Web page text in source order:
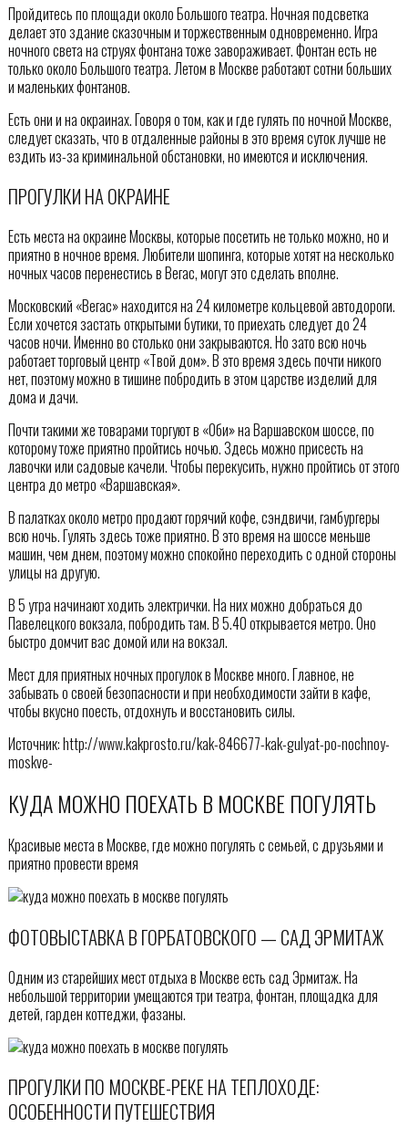
Пройдитесь по площади около Большого театра. Ночная подсветка
делает это здание сказочным и торжественным одновременно. Игра
ночного света на струях фонтана тоже завораживает. Фонтан есть не
только около Большого театра. Летом в Москве работают сотни больших
и маленьких фонтанов.
Есть они и на окраинах. Говоря о том, как и где гулять по ночной Москве,
следует сказать, что в отдаленные районы в это время суток лучше не
ездить из-за криминальной обстановки, но имеются и исключения.
ПРОГУЛКИ НА ОКРАИНЕ
Есть места на окраине Москвы, которые посетить не только можно, но и
приятно в ночное время. Любители шопинга, которые хотят на несколько
ночных часов перенестись в Вегас, могут это сделать вполне.
Московский «Вегас» находится на 24 километре кольцевой автодороги.
Если хочется застать открытыми бутики, то приехать следует до 24
часов ночи. Именно во столько они закрываются. Но зато всю ночь
работает торговый центр «Твой дом». В это время здесь почти никого
нет, поэтому можно в тишине побродить в этом царстве изделий для
дома и дачи.
Почти такими же товарами торгуют в «Оби» на Варшавском шоссе, по
которому тоже приятно пройтись ночью. Здесь можно присесть на
лавочки или садовые качели. Чтобы перекусить, нужно пройтись от этого
центра до метро «Варшавская».
В палатках около метро продают горячий кофе, сэндвичи, гамбургеры
всю ночь. Гулять здесь тоже приятно. В это время на шоссе меньше
машин, чем днем, поэтому можно спокойно переходить с одной стороны
улицы на другую.
В 5 утра начинают ходить электрички. На них можно добраться до
Павелецкого вокзала, побродить там. В 5.40 открывается метро. Оно
быстро домчит вас домой или на вокзал.
Мест для приятных ночных прогулок в Москве много. Главное, не
забывать о своей безопасности и при необходимости зайти в кафе,
чтобы вкусно поесть, отдохнуть и восстановить силы.
Источник: http://www.kakprosto.ru/kak-846677-kak-gulyat-po-nochnoy-
moskve-
КУДА МОЖНО ПОЕХАТЬ В МОСКВЕ ПОГУЛЯТЬ
Красивые места в Москве, где можно погулять с семьей, с друзьями и
приятно провести время
ФОТОВЫСТАВКА В ГОРБАТОВСКОГО — САД ЭРМИТАЖ
Одним из старейших мест отдыха в Москве есть сад Эрмитаж. На
небольшой территории умещаются три театра, фонтан, площадка для
детей, гарден коттеджи, фазаны.
ПРОГУЛКИ ПО МОСКВЕ-РЕКЕ НА ТЕПЛОХОДЕ:
ОСОБЕННОСТИ ПУТЕШЕСТВИЯ